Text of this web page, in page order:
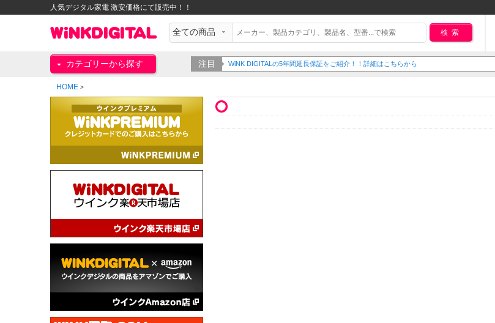
人気デジタル家電 激安価格にて販売中！！
検索
カテゴリーから探す 注目 WiNK DIGITALの5年間延長保証をご紹介！！詳細はこちらから
HOME >